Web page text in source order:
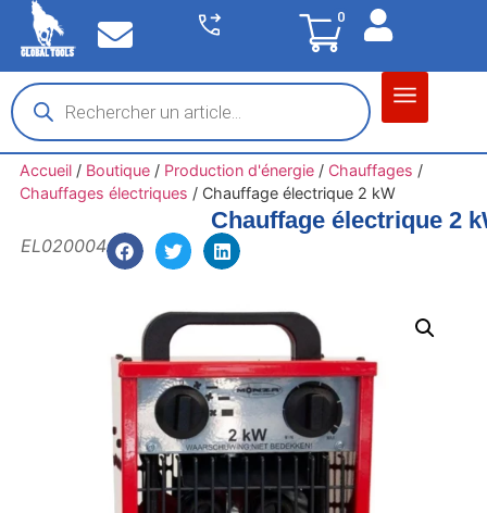
0
Accueil/ Boutique/ Production d'énergie/ Chauffages /
Chauffages électriques / Chauffage électrique 2 kW
Chauffage électrique 2
EL020004